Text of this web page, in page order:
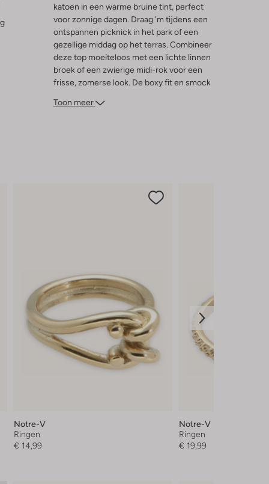
katoen in een warme bruine tint, perfect
voor zonnige dagen. Draag 'm tijdens een
ontspannen picknick in het park of een
gezellige middag op het terras. Combineer
deze top moeiteloos met een lichte linnen
broek of een zwierige midi-rok voor een
frisse, zomerse look. De boxy fit en smock
outfit. Voeg een paar sandalen toe en je
Toon meer
Notre-V
Ringen
€ 14,99
Notre-V
Ringen
€ 19,99